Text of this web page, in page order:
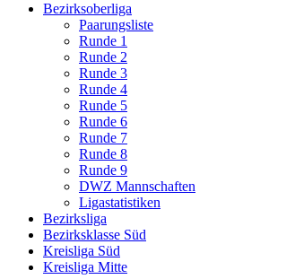
Bezirksoberliga
Paarungsliste
Runde 1
Runde 2
Runde 3
Runde 4
Runde 5
Runde 6
Runde 7
Runde 8
Runde 9
DWZ Mannschaften
Ligastatistiken
Bezirksliga
Bezirksklasse Süd
Kreisliga Süd
Kreisliga Mitte